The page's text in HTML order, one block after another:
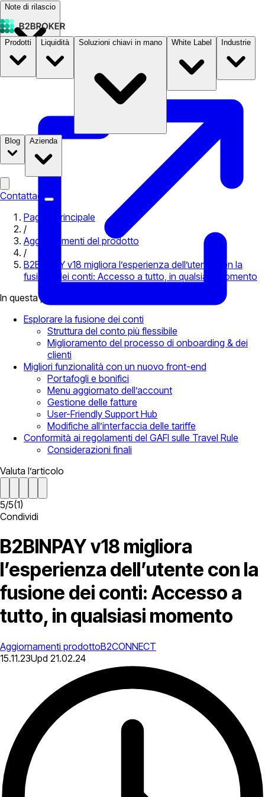
Note di rilascio
PrezziB2STORE
Prodotti Liquidità Soluzioni chiavi in mano White Label Industrie
Blog Azienda
Contattaci
Pagina principale
/
Aggiornamenti del prodotto
/
B2BINPAY v18 migliora l’esperienza dell’utente con la
fusione dei conti: Accesso a tutto, in qualsiasi momento
In questa pagina
Esplorare la fusione dei conti
Struttura del conto più flessibile
Miglioramento del processo di onboarding & dei
clienti
Migliori funzionalità con un nuovo front-end
Portafogli e bonifici
Menu aggiornato dell’account
Gestione delle fatture
User-Friendly Support Hub
Modifiche all’interfaccia delle tariffe
Conformità ai regolamenti del GAFI sulle Travel Rule
Considerazioni finali
Valuta l’articolo
5/5(1)
Condividi
B2BINPAY v18 migliora
l’esperienza dell’utente con la
fusione dei conti: Accesso a
tutto, in qualsiasi momento
Aggiornamenti prodottoB2CONNECT
15.11.23Upd 21.02.24